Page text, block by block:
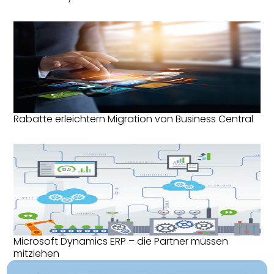
Rabatte erleichtern Migration von Business Central
Microsoft Dynamics ERP – die Partner müssen
mitziehen